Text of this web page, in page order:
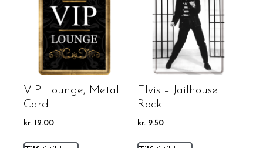
VIP Lounge, Metal
Card
kr. 12.00
Elvis – Jailhouse
Rock
kr. 9.50